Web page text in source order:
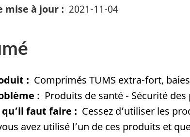
mise à jour 2021-11-04
Comprimés TUMS extra-fort,
Produits de santé - Sécurité
qu’il faut faire
Cessez d’utiliser les
avez utilisé l’un de ces produits et